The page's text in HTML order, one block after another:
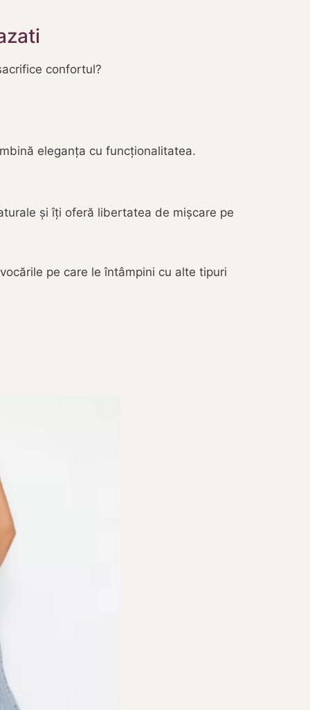
confortul?
eleganța cu funcționalitatea.
și îți oferă libertatea de mișcare pe
pe care le întâmpini cu alte tipuri